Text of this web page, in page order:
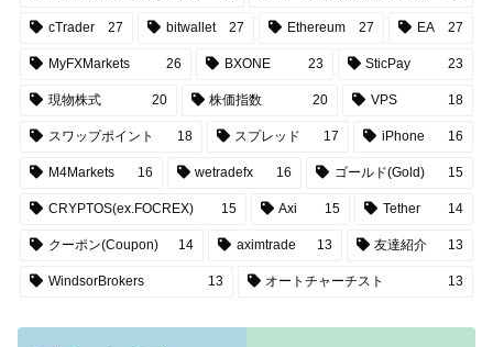
cTrader 27 bitwallet 27 Ethereum 27 EA 27
MyFXMarkets 26 BXONE 23 SticPay 23
現物株式 20 株価指数 20 VPS 18
スワップポイント 18 スプレッド 17 iPhone 16
M4Markets 16 wetradefx 16 ゴールド(Gold) 15
CRYPTOS(ex.FOCREX) 15 Axi 15 Tether 14
クーポン(Coupon) 14 aximtrade 13 友達紹介 13
WindsorBrokers 13 オートチャーチスト 13